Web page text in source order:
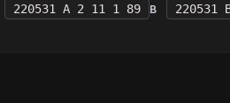
220531 A 2 11 1 89 B 220531